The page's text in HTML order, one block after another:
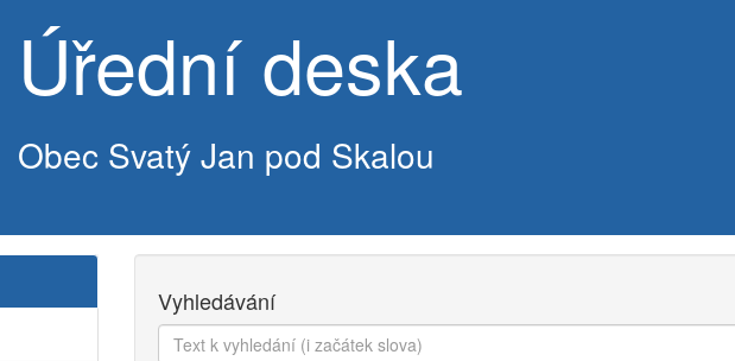
Úřední deska
Obec Svatý Jan pod Skalou
Vyhledávání
Text